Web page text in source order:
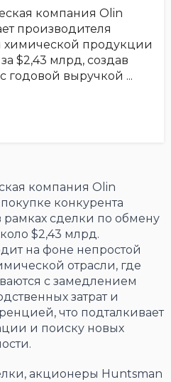
компания Olin
производителя
химической продукции
$2,43 млрд, создав
годовой выручкой ...
компания Olin
конкурента
рамках сделки по обмену
$2,43 млрд.
на фоне непростой
отрасли, где
с замедлением
затрат и
что подталкивает
и поиску новых
акционеры Huntsman